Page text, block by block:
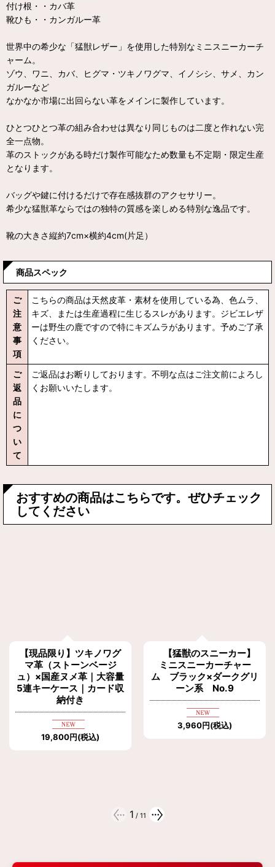
付け根・・カバ革
靴ひも・・カンガルー革
世界中の希少な「猛獣レザー」を使用した特別なミニスニーカーチ
ャーム。
ゾウ、ワニ、カバ、ヒグマ・ツキノワグマ、イノシシ、サメ、カン
ガルーなど
なかなか市場に出回らない革をメインに製作しています。
ひとつひとつ革の組み合わせは異なり同じものは二度と作れない完
全一点物。
革のストックがある時だけ製作可能なため数量も不定期・限定生産
となります。
バッグや鍵に付けるだけで存在感抜群のアクセサリー。
希少な猛獣革ならではの独特の質感を楽しめる特別な逸品です。
靴の大きさ縦約7cm×横約4cm(片足）
商品スペック
ご
注
意
事
項
こちらの商品は天然皮革・素材を使用している為、色ムラ、
キズ、または生産過程に生じるスレがあります。ジビエレザ
ーは野生の鹿ですので特にキズムラがあります。予めご了承
ください。
ご
返
品
に
つ
い
て
ご返品はお断りしております。不明な点はご注文前によろし
くお願いいたします。
おすすめの商品はこちらです。ぜひチェック
してください
【現品限り】ツキノワグ
マ革（ストーンベージ
ュ）×国産ヌメ革｜大容量
5連キーケース｜カード収
納付き
19,800円(税込)
【猛獣のスニーカー】
ミニスニーカーチャー
ム ブラック×ダークグリ
ーン系 No.9
3,960円(税込)
1 / 11